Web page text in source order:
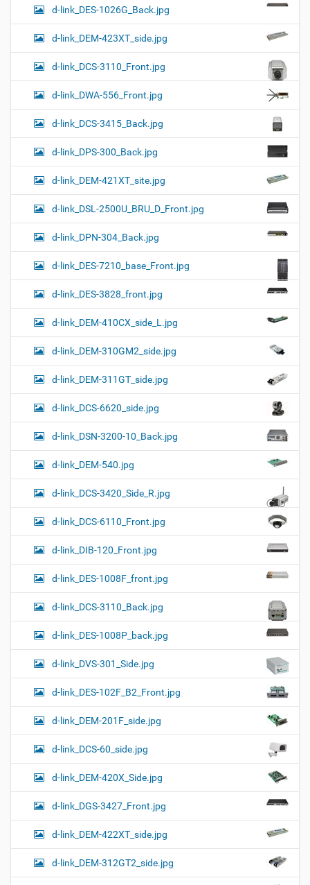
d-link_DES-1026G_Back.jpg
d-link_DEM-423XT_side.jpg
d-link_DCS-3110_Front.jpg
d-link_DWA-556_Front.jpg
d-link_DCS-3415_Back.jpg
d-link_DPS-300_Back.jpg
d-link_DEM-421XT_site.jpg
d-link_DSL-2500U_BRU_D_Front.jpg
d-link_DPN-304_Back.jpg
d-link_DES-7210_base_Front.jpg
d-link_DES-3828_front.jpg
d-link_DEM-410CX_side_L.jpg
d-link_DEM-310GM2_side.jpg
d-link_DEM-311GT_side.jpg
d-link_DCS-6620_side.jpg
d-link_DSN-3200-10_Back.jpg
d-link_DEM-540.jpg
d-link_DCS-3420_Side_R.jpg
d-link_DCS-6110_Front.jpg
d-link_DIB-120_Front.jpg
d-link_DES-1008F_front.jpg
d-link_DCS-3110_Back.jpg
d-link_DES-1008P_back.jpg
d-link_DVS-301_Side.jpg
d-link_DES-102F_B2_Front.jpg
d-link_DEM-201F_side.jpg
d-link_DCS-60_side.jpg
d-link_DEM-420X_Side.jpg
d-link_DGS-3427_Front.jpg
d-link_DEM-422XT_side.jpg
d-link_DEM-312GT2_side.jpg